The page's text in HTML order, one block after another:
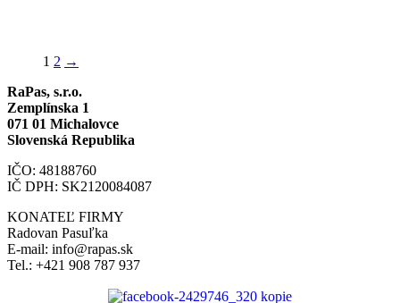
1 2 →
RaPas, s.r.o.
Zemplínska 1
071 01 Michalovce
Slovenská Republika
IČO: 48188760
IČ DPH: SK2120084087
KONATEĽ FIRMY
Radovan Pasuľka
E-mail: info@rapas.sk
Tel.: +421 908 787 937